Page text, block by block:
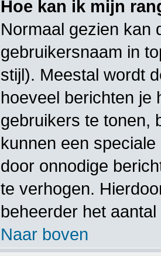
Hoe kan ik mijn
Normaal gezien kan
gebruikersnaam in
stijl). Meestal wordt
hoeveel berichten je
gebruikers te tonen,
kunnen een
door onnodige
te verhogen.
beheerder het
Naar boven